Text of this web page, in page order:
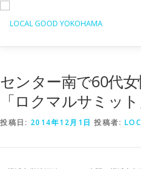
ス
キ
センター南で60代
「ロクマルサミッ
投稿日: 2014年12月1日 投稿者: